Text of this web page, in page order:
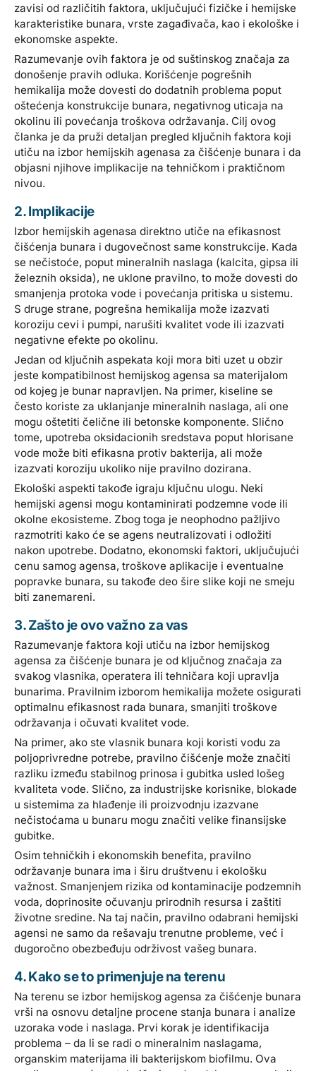
zavisi od različitih faktora, uključujući fizičke i hemijske
karakteristike bunara, vrste zagađivača, kao i ekološke i
ekonomske aspekte.
Razumevanje ovih faktora je od suštinskog značaja za
donošenje pravih odluka. Korišćenje pogrešnih
hemikalija može dovesti do dodatnih problema poput
oštećenja konstrukcije bunara, negativnog uticaja na
okolinu ili povećanja troškova održavanja. Cilj ovog
članka je da pruži detaljan pregled ključnih faktora koji
utiču na izbor hemijskih agenasa za čišćenje bunara i da
objasni njihove implikacije na tehničkom i praktičnom
nivou.
2. Implikacije
Izbor hemijskih agenasa direktno utiče na efikasnost
čišćenja bunara i dugovečnost same konstrukcije. Kada
se nečistoće, poput mineralnih naslaga (kalcita, gipsa ili
železnih oksida), ne uklone pravilno, to može dovesti do
smanjenja protoka vode i povećanja pritiska u sistemu.
S druge strane, pogrešna hemikalija može izazvati
koroziju cevi i pumpi, narušiti kvalitet vode ili izazvati
negativne efekte po okolinu.
Jedan od ključnih aspekata koji mora biti uzet u obzir
jeste kompatibilnost hemijskog agensa sa materijalom
od kojeg je bunar napravljen. Na primer, kiseline se
često koriste za uklanjanje mineralnih naslaga, ali one
mogu oštetiti čelične ili betonske komponente. Slično
tome, upotreba oksidacionih sredstava poput hlorisane
vode može biti efikasna protiv bakterija, ali može
izazvati koroziju ukoliko nije pravilno dozirana.
Ekološki aspekti takođe igraju ključnu ulogu. Neki
hemijski agensi mogu kontaminirati podzemne vode ili
okolne ekosisteme. Zbog toga je neophodno pažljivo
razmotriti kako će se agens neutralizovati i odložiti
nakon upotrebe. Dodatno, ekonomski faktori, uključujući
cenu samog agensa, troškove aplikacije i eventualne
popravke bunara, su takođe deo šire slike koji ne smeju
biti zanemareni.
3. Zašto je ovo važno za vas
Razumevanje faktora koji utiču na izbor hemijskog
agensa za čišćenje bunara je od ključnog značaja za
svakog vlasnika, operatera ili tehničara koji upravlja
bunarima. Pravilnim izborom hemikalija možete osigurati
optimalnu efikasnost rada bunara, smanjiti troškove
održavanja i očuvati kvalitet vode.
Na primer, ako ste vlasnik bunara koji koristi vodu za
poljoprivredne potrebe, pravilno čišćenje može značiti
razliku između stabilnog prinosa i gubitka usled lošeg
kvaliteta vode. Slično, za industrijske korisnike, blokade
u sistemima za hlađenje ili proizvodnju izazvane
nečistoćama u bunaru mogu značiti velike finansijske
gubitke.
Osim tehničkih i ekonomskih benefita, pravilno
održavanje bunara ima i širu društvenu i ekološku
važnost. Smanjenjem rizika od kontaminacije podzemnih
voda, doprinosite očuvanju prirodnih resursa i zaštiti
životne sredine. Na taj način, pravilno odabrani hemijski
agensi ne samo da rešavaju trenutne probleme, već i
dugoročno obezbeđuju održivost vašeg bunara.
4. Kako se to primenjuje na terenu
Na terenu se izbor hemijskog agensa za čišćenje bunara
vrši na osnovu detaljne procene stanja bunara i analize
uzoraka vode i naslaga. Prvi korak je identifikacija
problema – da li se radi o mineralnim naslagama,
organskim materijama ili bakterijskom biofilmu. Ova